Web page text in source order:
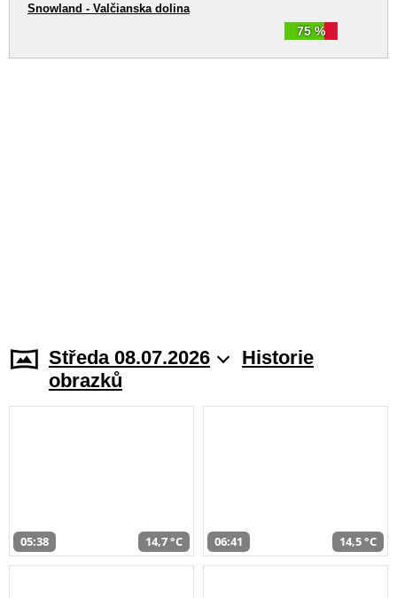
75 %
Snowland - Valčianska dolina
Středa 08.07.2026
Historie
obrazků
05:38 14,7 °C 06:41 14,5 °C